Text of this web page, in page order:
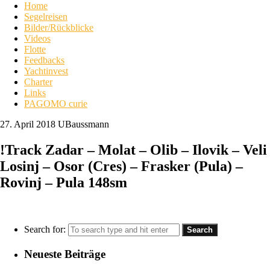
Home
Segelreisen
Bilder/Rückblicke
Videos
Flotte
Feedbacks
Yachtinvest
Charter
Links
PAGOMO curie
27. April 2018 UBaussmann
!Track Zadar – Molat – Olib – Ilovik – Veli
Losinj – Osor (Cres) – Frasker (Pula) –
Rovinj – Pula 148sm
Search for:
Neueste Beiträge